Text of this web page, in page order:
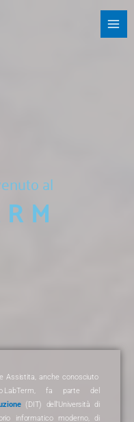
al
Assistita, anche conosciuto
LabTerm, fa parte del
(DIT) dell’Università di
informatico moderno, di